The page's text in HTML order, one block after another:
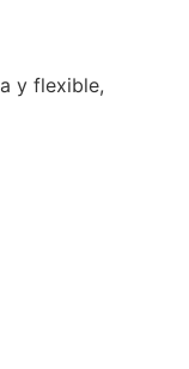
y flexible,